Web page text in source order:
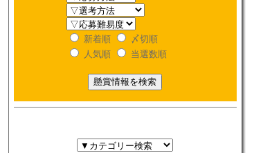
新着順
〆切順
人気順
当選数順